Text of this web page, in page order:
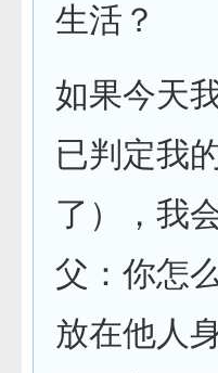
生活？
如果今天
已判定我
了），我
父：你怎
放在他人